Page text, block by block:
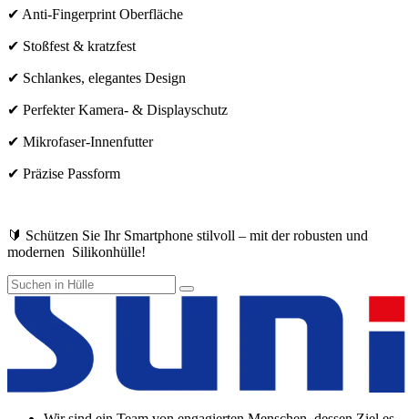
✔ Anti-Fingerprint Oberfläche
✔ Stoßfest & kratzfest
✔ Schlankes, elegantes Design
✔ Perfekter Kamera- & Displayschutz
✔ Mikrofaser-Innenfutter
✔ Präzise Passform
🔰 Schützen Sie Ihr Smartphone stilvoll – mit der robusten und
modernen Silikonhülle!